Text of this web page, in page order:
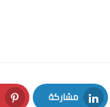
مشاركة